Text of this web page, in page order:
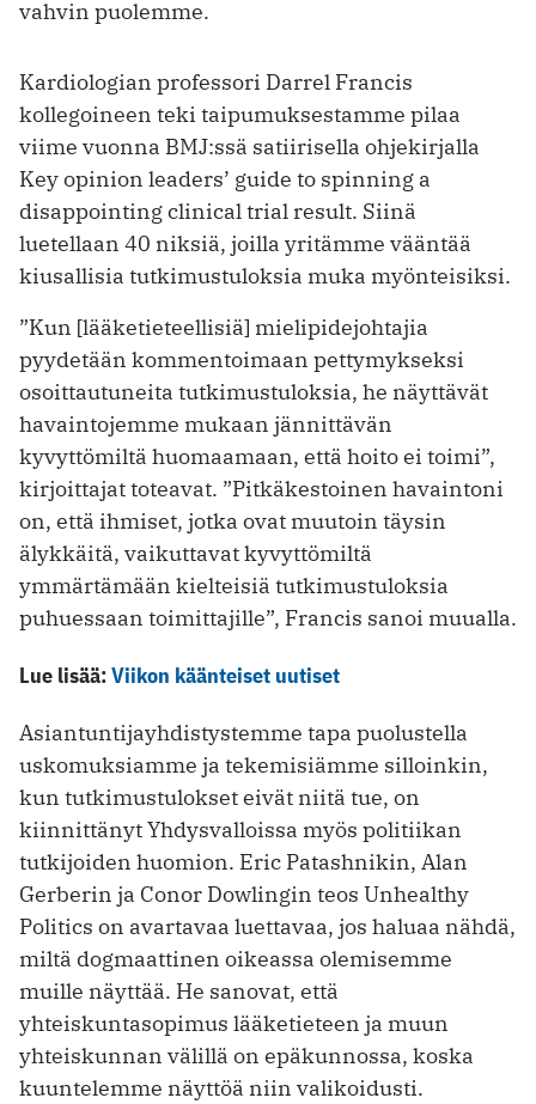
vahvin puolemme.
Kardiologian professori Darrel Francis
kollegoineen teki taipumuksestamme pilaa
viime vuonna BMJ:ssä satiirisella ohjekirjalla
Key opinion leaders’ guide to spinning a
disappointing clinical trial result. Siinä
luetellaan 40 niksiä, joilla yritämme vääntää
kiusallisia tutkimus­tuloksia muka myönteisiksi.
”Kun [lääketieteellisiä] mielipidejohtajia
pyydetään kommentoimaan pettymykseksi
osoittautuneita tutkimustuloksia, he näyttävät
havaintojemme mukaan jännittävän
kyvyttömiltä huomaamaan, että hoito ei toimi”,
kirjoittajat toteavat. ”Pitkäkestoinen havaintoni
on, että ihmiset, jotka ovat muutoin täysin
älykkäitä, vaikuttavat kyvyttömiltä
ymmärtämään kielteisiä tutkimustuloksia
puhuessaan toimittajille”, Francis sanoi muualla.
Lue lisää:Viikon käänteiset uutiset
Asiantuntijayhdistystemme tapa puolustella
uskomuksiamme ja tekemisiämme silloinkin,
kun tutkimustulokset eivät niitä tue, on
kiinnittänyt Yhdysvalloissa myös politiikan
tutkijoiden huomion. Eric Patashnikin, Alan
Gerberin ja Conor Dowlingin teos Unhealthy
Politics on avartavaa luettavaa, jos haluaa nähdä,
miltä dogmaattinen oikeassa olemisemme
muille näyttää. He sanovat, että
yhteiskuntasopimus lääketieteen ja muun
yhteiskunnan välillä on epäkunnossa, koska
kuuntelemme näyttöä niin valikoidusti.